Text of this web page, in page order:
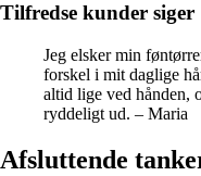
Tilfredse kunder siger
Jeg elsker min
forskel i mit daglige
altid lige ved hånden,
ryddeligt ud. – Maria
Afsluttende